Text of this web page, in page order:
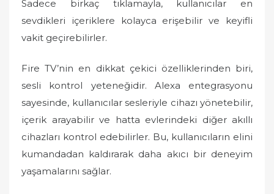
Sadece birkaç tıklamayla, kullanıcılar en
sevdikleri içeriklere kolayca erişebilir ve keyifli
vakit geçirebilirler.
Fire TV’nin en dikkat çekici özelliklerinden biri,
sesli kontrol yeteneğidir. Alexa entegrasyonu
sayesinde, kullanıcılar sesleriyle cihazı yönetebilir,
içerik arayabilir ve hatta evlerindeki diğer akıllı
cihazları kontrol edebilirler. Bu, kullanıcıların elini
kumandadan kaldırarak daha akıcı bir deneyim
yaşamalarını sağlar.